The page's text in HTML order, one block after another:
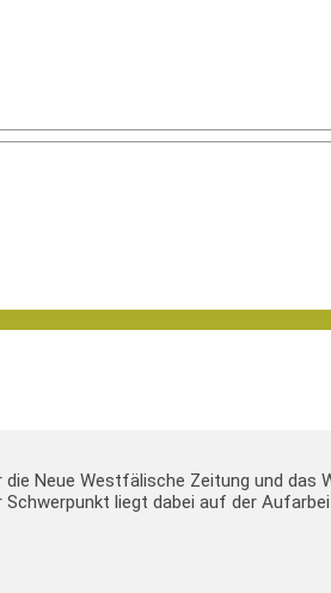
Neue Westfälische Zeitung und
liegt dabei auf der